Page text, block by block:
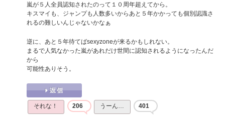
嵐が５人全員認知されたのって１０周年超えてから。
キスマイも、ジャンプも人数多いからあと５年かかっても個別認識さ
れるの難しいんじゃないかなぁ
逆に、あと５年待てばsexyzoneが来るかもしれない。
まるで人気なかった嵐があれだけ世間に認知されるようになったんだ
から
可能性ありそう。
それな！ 206 うーん… 401